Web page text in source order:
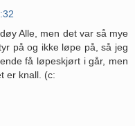
Alle, men det var så mye
på og ikke løpe på, så jeg
få løpeskjørt i går, men
er knall. (c: